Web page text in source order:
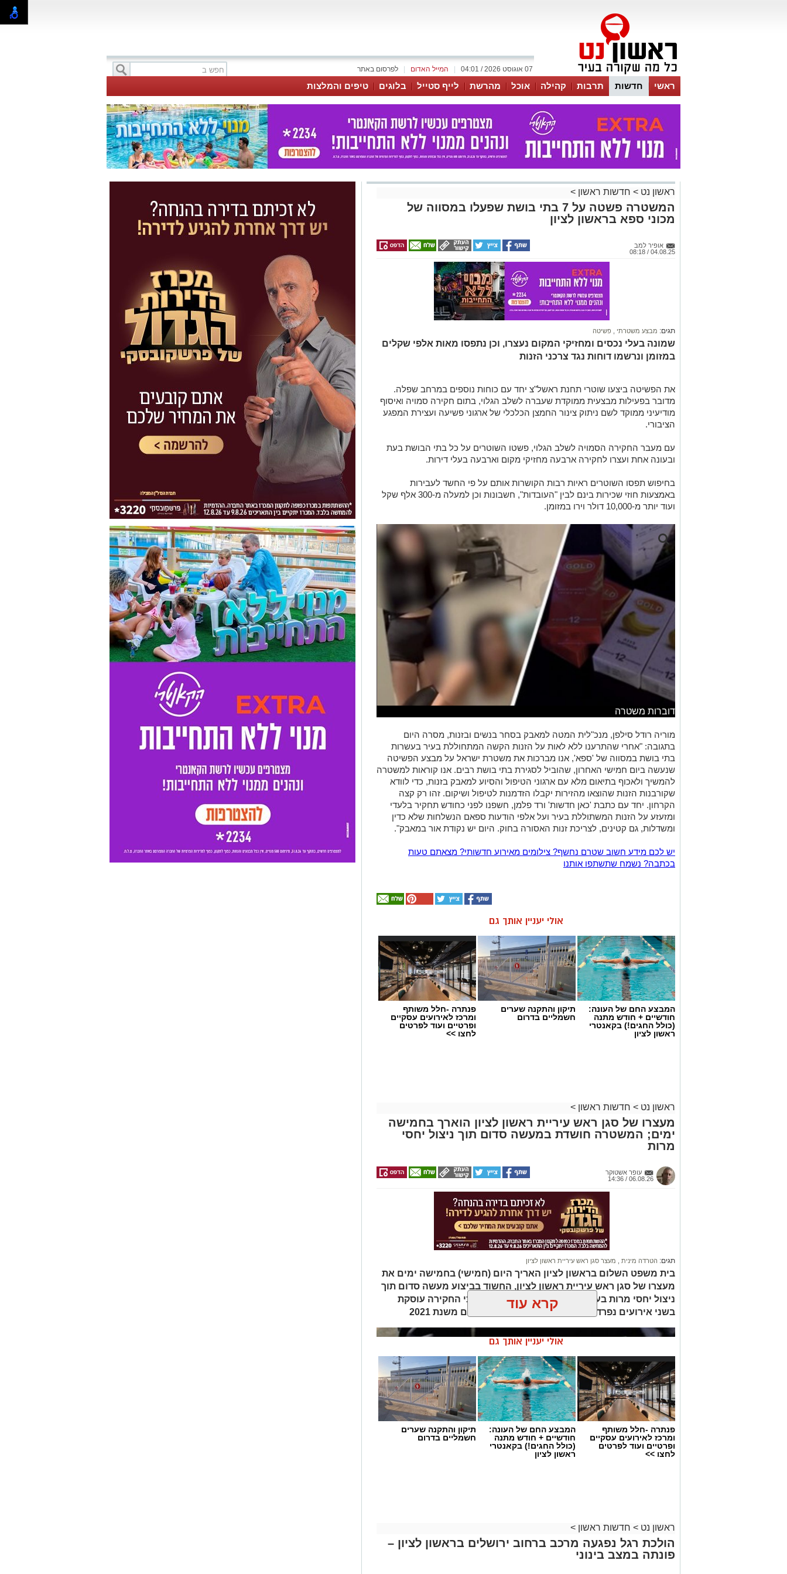
לפרסום באתר המייל האדום 07 אוגוסט 2026 / 04:01
ראשי חדשות תרבות קהילה אוכל מהרשת לייף סטייל בלוגים טיפים והמלצות
ראשון נט > חדשות ראשון >
המשטרה פשטה על 7 בתי בושת שפעלו במסווה של
מכוני ספא בראשון לציון
אופיר למב
04.08.25 / 08:18
תגים: מבצע משטרתי פשיטה
שמונה בעלי נכסים ומחזיקי המקום נעצרו, וכן נתפסו מאות אלפי שקלים
במזומן ונרשמו דוחות נגד צרכני הזנות
את הפשיטה ביצעו שוטרי תחנת ראשל"צ יחד עם כוחות נוספים במרחב שפלה.
מדובר בפעילות מבצעית ממוקדת שעברה לשלב הגלוי, בתום חקירה סמויה ואיסוף
מודיעיני ממוקד לשם ניתוק צינור החמצן הכלכלי של ארגוני פשיעה ועצירת המפגע
הציבורי.
עם מעבר החקירה הסמויה לשלב הגלוי, פשטו השוטרים על כל בתי הבושת בעת
ובעונה אחת ועצרו לחקירה ארבעה מחזיקי מקום וארבעה בעלי דירות.
בחיפוש תפסו השוטרים ראיות רבות הקושרות אותם על פי החשד לעבירות
באמצעות חוזי שכירות בינם לבין "העובדות", חשבונות וכן למעלה מ-300 אלף שקל
ועוד יותר מ-10,000 דולר וירו במזומן.
דוברות משטרה
מוריה רודל סילפן, מנכ"לית המטה למאבק בסחר בנשים ובזנות, מסרה היום
בתגובה: "אחרי שהתרענו ללא לאות על הזנות הקשה המתחוללת בעיר בעשרות
בתי בושת במסווה של 'ספא', אנו מברכות את משטרת ישראל על מבצע הפשיטה
שנעשה ביום חמישי האחרון, שהוביל לסגירת בתי בושת רבים. אנו קוראות למשטרה
להמשיך ולאכוף בתיאום מלא עם ארגוני הטיפול והסיוע למאבק בזנות, כדי לוודא
שקורבנות הזנות שהוצאו מהזירות יקבלו הזדמנות לטיפול ושיקום. זהו רק קצה
הקרחון. יחד עם כתבת 'כאן חדשות' ורד פלמן, חשפנו לפני כחודש תחקיר בלעדי
ומזעזע על הזנות המשתוללת בעיר ועל אלפי הודעות ספאם הנשלחות שלא כדין
ומשדלות, גם קטינים, לצריכת זנות האסורה בחוק. היום יש נקודת אור במאבק".
יש לכם מידע חשוב שטרם נחשף? צילומים מאירוע חדשותי? מצאתם טעות
בכתבה? נשמח שתשתפו אותנו
אולי יעניין אותך גם
המבצע החם של העונה:
חודשיים + חודש מתנה
(כולל החגים!) בקאנטרי
ראשון לציון
תיקון והתקנה שערים
חשמליים בדרום
פנתרה -חלל משותף
ומרכז לאירועים עסקיים
ופרטיים ועוד לפרטים
לחצו >>
ראשון נט > חדשות ראשון >
מעצרו של סגן ראש עיריית ראשון לציון הוארך בחמישה
ימים; המשטרה חושדת במעשה סדום תוך ניצול יחסי
מרות
עופר אשטוקר
06.08.26 / 14:36
תגים: הטרדה מינית מעצר סגן ראש עיריית ראשון לציון
בית משפט השלום בראשון לציון האריך היום (חמישי) בחמישה ימים את
מעצרו של סגן ראש עיריית ראשון לציון, החשוד בביצוע מעשה סדום תוך
ניצול יחסי מרות בעובדת עירייה. המשטרה טוענת כי החקירה עוסקת
בשני אירועים נפרדים וכי נבדק חשד למקרים נוספים משנת 2021
מעצר חשוד
קרא עוד
אולי יעניין אותך גם
פנתרה -חלל משותף
ומרכז לאירועים עסקיים
ופרטיים ועוד לפרטים
לחצו >>
המבצע החם של העונה:
חודשיים + חודש מתנה
(כולל החגים!) בקאנטרי
ראשון לציון
תיקון והתקנה שערים
חשמליים בדרום
ראשון נט > חדשות ראשון >
הולכת רגל נפגעה מרכב ברחוב ירושלים בראשון לציון –
פונתה במצב בינוני